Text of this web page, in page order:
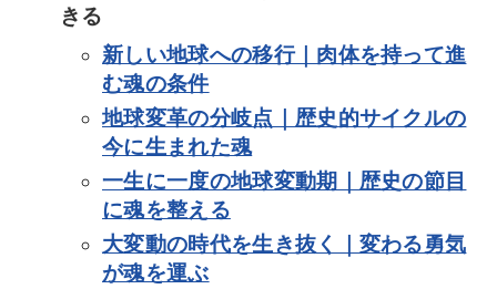
きる
新しい地球への移行｜肉体を持って進
む魂の条件
地球変革の分岐点｜歴史的サイクルの
今に生まれた魂
一生に一度の地球変動期｜歴史の節目
に魂を整える
大変動の時代を生き抜く｜変わる勇気
が魂を運ぶ